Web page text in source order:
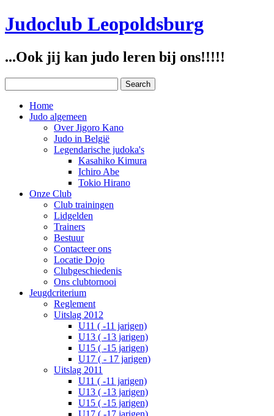
Judoclub Leopoldsburg
...Ook jij kan judo leren bij ons!!!!!
Home
Judo algemeen
Over Jigoro Kano
Judo in België
Legendarische judoka's
Kasahiko Kimura
Ichiro Abe
Tokio Hirano
Onze Club
Club trainingen
Lidgelden
Trainers
Bestuur
Contacteer ons
Locatie Dojo
Clubgeschiedenis
Ons clubtornooi
Jeugdcriterium
Reglement
Uitslag 2012
U11 ( -11 jarigen)
U13 ( -13 jarigen)
U15 ( -15 jarigen)
U17 ( - 17 jarigen)
Uitslag 2011
U11 ( -11 jarigen)
U13 ( -13 jarigen)
U15 ( -15 jarigen)
U17 ( -17 jarigen)